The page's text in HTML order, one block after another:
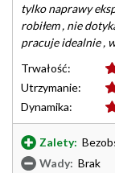
tylko naprawy
robiłem , nie
pracuje idealnie ,
Trwałość:
Utrzymanie:
Dynamika:
Zalety:
Wady: Brak